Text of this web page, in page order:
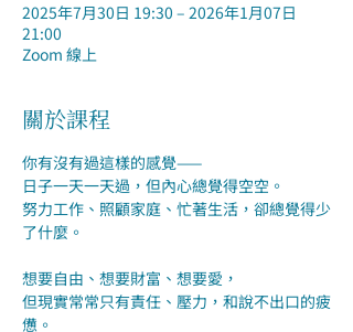
2025年7月30日 19:30 – 2026年1月07日
21:00
Zoom 線上
關於課程
你有沒有過這樣的感覺——
日子一天一天過，但內心總覺得空空。
努力工作、照顧家庭、忙著生活，卻總覺得少
了什麼。
想要自由、想要財富、想要愛，
但現實常常只有責任、壓力，和說不出口的疲
憊。